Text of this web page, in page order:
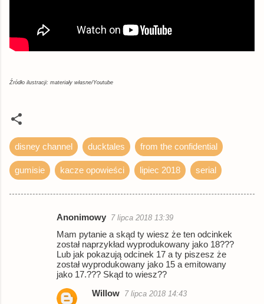
Źródło ilustracji: materiały własne/Youtube
disney channel ducktales from the confidential
gumisie kacze opowieści lipiec 2018 serial
Anonimowy 7 lipca 2018 13:39
Mam pytanie a skąd ty wiesz że ten odcinkek
został naprzykład wyprodukowany jako 18???
Lub jak pokazują odcinek 17 a ty piszesz że
został wyprodukowany jako 15 a emitowany
jako 17.??? Skąd to wiesz??
Willow 7 lipca 2018 14:43